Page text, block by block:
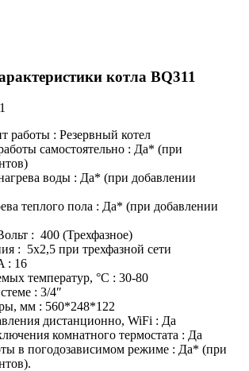
котла BQ311
работы : Резервный котел
самостоятельно : Да* (при
воды : Да* (при добавлении
теплого пола : Да* (при добавлении
: 400 (Трехфазное)
: 5х2,5 при трехфазной сети
: 16
температур, °C : 30-80
: 3/4″
мм : 560*248*122
дистанционно, WiFi : Да
комнатного термостата : Да
в погодозависимом режиме : Да* (при